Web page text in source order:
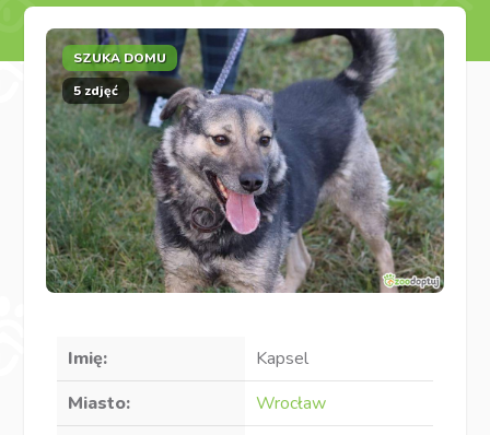
SZUKA DOMU
5 zdjęć
Imię:
Kapsel
Miasto:
Wrocław